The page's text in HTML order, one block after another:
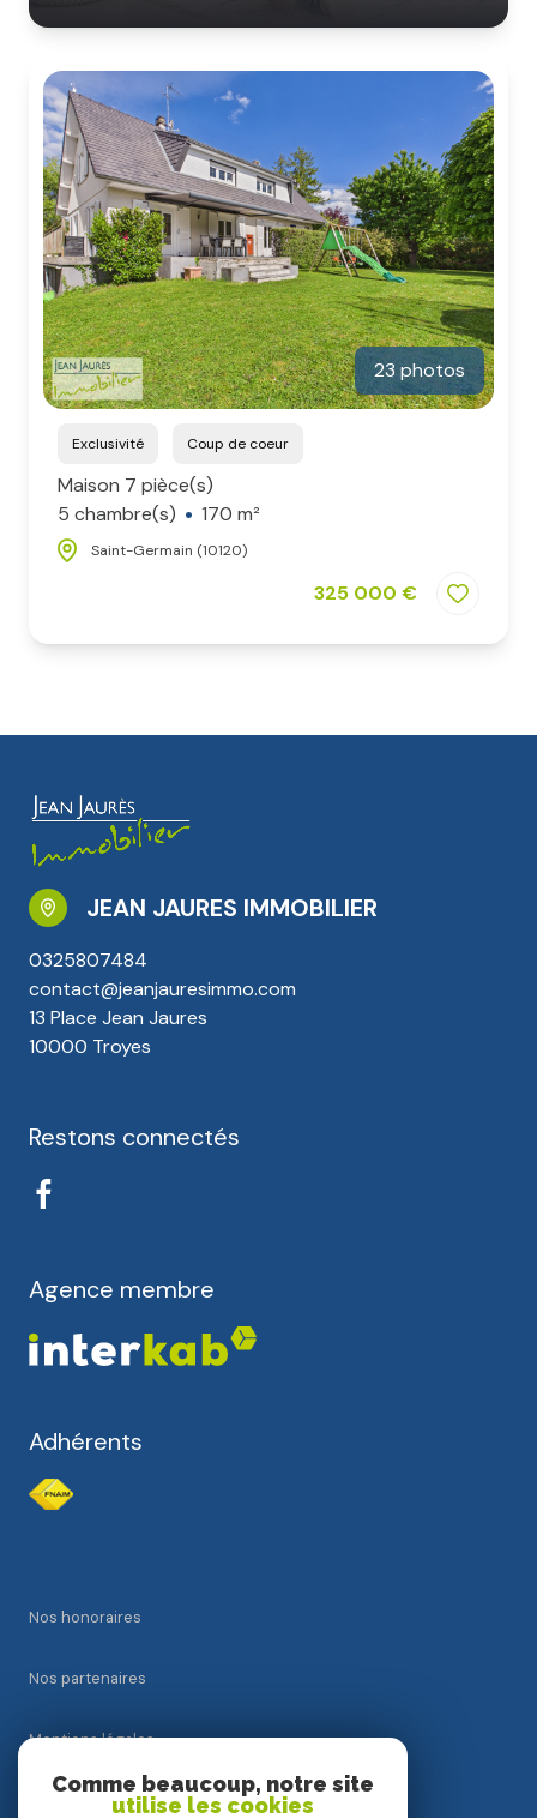
23 photos
Exclusivité Coup de coeur
Maison 7 pièce(s)
5 chambre(s)
170 m²
Saint-Germain (10120)
325 000 €
JEAN JAURES IMMOBILIER
0325807484
contact@jeanjauresimmo.com
13 Place Jean Jaures
10000 Troyes
Restons connectés
Agence membre
Adhérents
Nos honoraires
Nos partenaires
Mentions légales
Comme beaucoup, notre site
utilise les cookies